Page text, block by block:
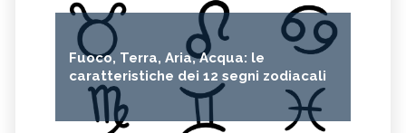
COME DORMIRE BENE
NATURALI
MANI, PIEDI, BOCCA TUBERCOLOSI, CAUSE E SINTOMI
SESTA MALATTIA, SINTOMI E
SCARLATTINA, SINTOMI E CAUSE
LE MALATTIE ESANTEMATICHE IMPETIGINE, CAUSE E RIMEDI
Fuoco, Terra, Aria, Acqua: le
caratteristiche dei 12 segni zodiacali